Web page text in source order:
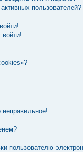
пользователей?
пользователю